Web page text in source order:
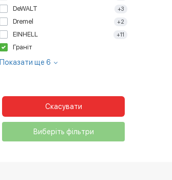
DeWALT +3
Dremel +2
EINHELL +11
Граніт
Показати ще 6
Скасувати
Виберіть фільтри